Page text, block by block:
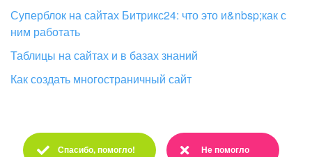
Суперблок на сайтах Битрикс24: что это и&nbsp;как с
ним работать
Таблицы на сайтах и в базах знаний
Как создать многостраничный сайт
Спасибо, помогло! Не помогло